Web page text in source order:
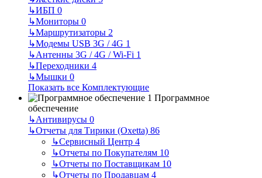
↳ИБП 0
↳Мониторы 0
↳Маршрутизаторы 2
↳Модемы USB 3G / 4G 1
↳Антенны 3G / 4G / Wi-Fi 1
↳Переходники 4
↳Мышки 0
Показать все Комплектующие
Программное
обеспечение
↳Антивирусы 0
↳Отчеты для Тирики (Oxetta) 86
↳Сервисный Центр 4
↳Отчеты по Покупателям 10
↳Отчеты по Поставщикам 10
↳Отчеты по Продавцам 4